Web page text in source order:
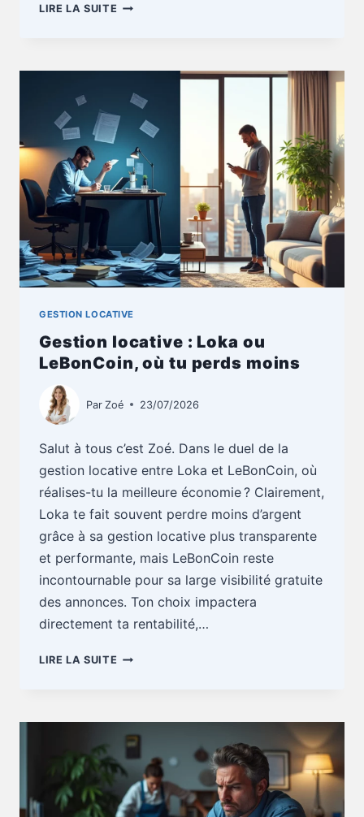
LIRE LA SUITE GESTION
AGENCE,
COMMENT
ÉVITER
LES
APPELS
INUTILES
GESTION LOCATIVE
Gestion locative : Loka ou
LeBonCoin, où tu perds moins
Par Zoé 23/07/2026
Salut à tous c’est Zoé. Dans le duel de la
gestion locative entre Loka et LeBonCoin, où
réalises-tu la meilleure économie ? Clairement,
Loka te fait souvent perdre moins d’argent
grâce à sa gestion locative plus transparente
et performante, mais LeBonCoin reste
incontournable pour sa large visibilité gratuite
des annonces. Ton choix impactera
directement ta rentabilité,…
LIRE LA SUITE GESTION
OU
LEBONCOIN,
OÙ
TU
PERDS
MOINS